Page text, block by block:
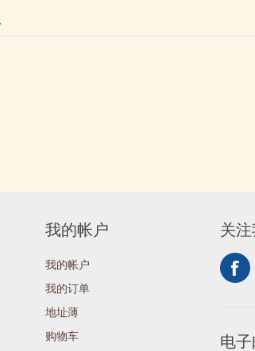
我的帐户
我的帐户
我的订单
地址薄
购物车
关
电